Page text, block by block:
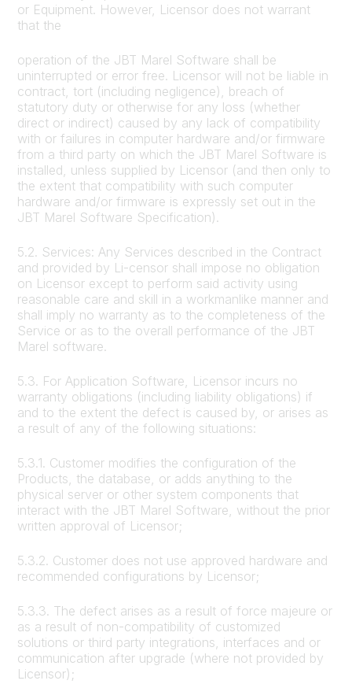
or Equipment. However, Licensor does not warrant
that the
operation of the JBT Marel Software shall be
uninterrupted or error free. Licensor will not be liable in
contract, tort (including negligence), breach of
statutory duty or otherwise for any loss (whether
direct or indirect) caused by any lack of compatibility
with or failures in computer hardware and/or firmware
from a third party on which the JBT Marel Software is
installed, unless supplied by Licensor (and then only to
the extent that compatibility with such computer
hardware and/or firmware is expressly set out in the
JBT Marel Software Specification).
5.2. Services: Any Services described in the Contract
and provided by Li-censor shall impose no obligation
on Licensor except to perform said activity using
reasonable care and skill in a workmanlike manner and
shall imply no warranty as to the completeness of the
Service or as to the overall performance of the JBT
Marel software.
5.3. For Application Software, Licensor incurs no
warranty obligations (including liability obligations) if
and to the extent the defect is caused by, or arises as
a result of any of the following situations:
5.3.1. Customer modifies the configuration of the
Products, the database, or adds anything to the
physical server or other system components that
interact with the JBT Marel Software, without the prior
written approval of Licensor;
5.3.2. Customer does not use approved hardware and
recommended configurations by Licensor;
5.3.3. The defect arises as a result of force majeure or
as a result of non-compatibility of customized
solutions or third party integrations, interfaces and or
communication after upgrade (where not provided by
Licensor);